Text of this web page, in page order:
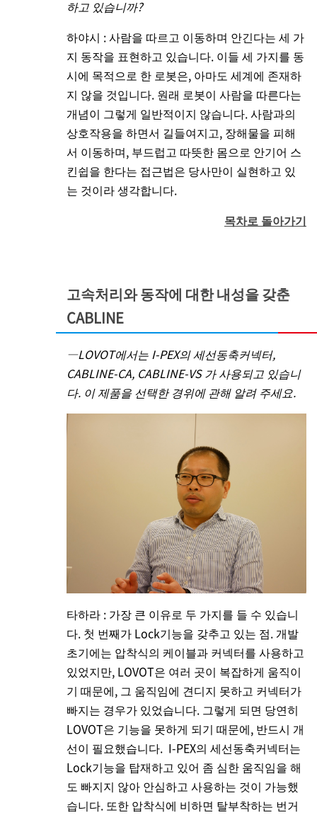
하고 있습니까?
하야시 : 사람을 따르고 이동하며 안긴다는 세 가
지 동작을 표현하고 있습니다. 이들 세 가지를 동
시에 목적으로 한 로봇은, 아마도 세계에 존재하
지 않을 것입니다. 원래 로봇이 사람을 따른다는
개념이 그렇게 일반적이지 않습니다. 사람과의
상호작용을 하면서 길들여지고, 장해물을 피해
서 이동하며, 부드럽고 따뜻한 몸으로 안기어 스
킨쉽을 한다는 접근법은 당사만이 실현하고 있
는 것이라 생각합니다.
목차로 돌아가기
고속처리와 동작에 대한 내성을 갖춘
CABLINE
―LOVOT에서는 I-PEX의 세선동축커넥터,
CABLINE-CA, CABLINE-VS 가 사용되고 있습니
다. 이 제품을 선택한 경위에 관해 알려 주세요.
타하라 : 가장 큰 이유로 두 가지를 들 수 있습니
다. 첫 번째가 Lock기능을 갖추고 있는 점. 개발
초기에는 압착식의 케이블과 커넥터를 사용하고
있었지만, LOVOT은 여러 곳이 복잡하게 움직이
기 때문에, 그 움직임에 견디지 못하고 커넥터가
빠지는 경우가 있었습니다. 그렇게 되면 당연히
LOVOT은 기능을 못하게 되기 때문에, 반드시 개
선이 필요했습니다. I-PEX의 세선동축커넥터는
Lock기능을 탑재하고 있어 좀 심한 움직임을 해
도 빠지지 않아 안심하고 사용하는 것이 가능했
습니다. 또한 압착식에 비하면 탈부착하는 번거